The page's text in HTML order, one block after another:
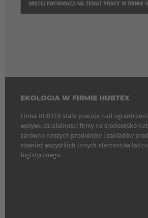
EUROPE
WIĘCEJ INFORMACJI NA TEMAT PRACY W FIRMIE
EKOLOGIA W FIRMIE HUBTEX
Firma HUBTEX stale pracuje nad
wpływu działalności firmy na środowisko
zarówno naszych produktów i zakładów
również wszystkich innych elementów
logistycznego.